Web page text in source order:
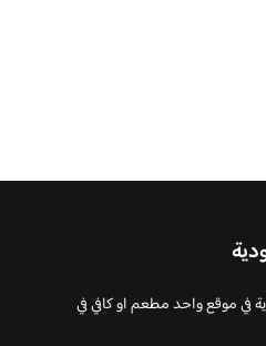
في موقع واحد مطعم او كافي في